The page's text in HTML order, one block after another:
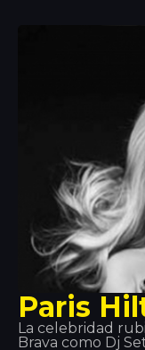
Paris
La celebridad
Brava como Dj